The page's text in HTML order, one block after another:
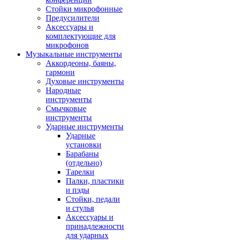
Стойки микрофонные
Предусилители
Аксессуары и
комплектующие для
микрофонов
Музыкальные инструменты
Аккордеоны, баяны,
гармони
Духовые инструменты
Народные
инструменты
Смычковые
инструменты
Ударные инструменты
Ударные
установки
Барабаны
(отдельно)
Тарелки
Палки, пластики
и пэды
Стойки, педали
и стулья
Аксессуары и
принадлежности
для ударных